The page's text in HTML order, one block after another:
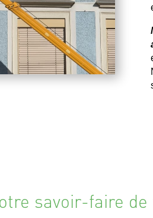
savoir-faire de